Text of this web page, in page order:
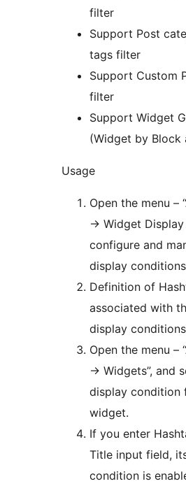
filter
Support Post
tags filter
Support Custom
filter
Support Widget
(Widget by Block
Usage
Open the menu –
-> Widget Display
configure and
display
Definition of
associated with
display
Open the menu –
-> Widgets”, and
display condition
widget.
If you enter
Title input field,
condition is